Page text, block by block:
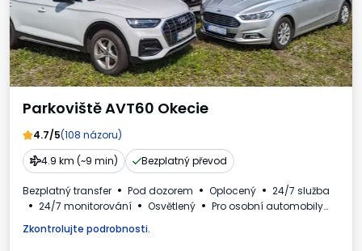
Parkoviště AVT60 Okecie
4.7/5(108 názoru)
4.9 km (~9 min)
Bezplatný převod
Bezplatný transfer Pod dozorem Oplocený
24/7 služba
24/7 monitorování
Osvětlený
Pro osobní automobily
Zkontrolujte podrobnosti.